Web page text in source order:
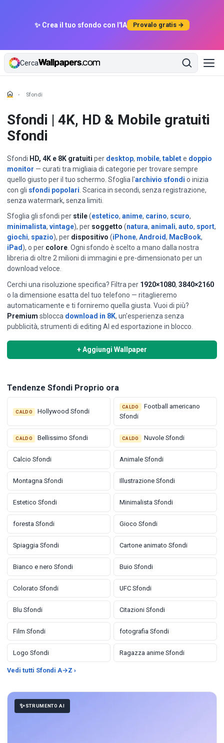
✨ Crea il tuo sfondo con l'IA Provalo gratis →
Cerca
Sfondi
Sfondi | 4K, HD & Mobile gratuiti
Sfondi
Sfondi HD, 4K e 8K gratuiti per desktop, mobile, tablete doppio
monitor — curati tra migliaia di categorie per trovare sempre
quello giusto per il tuo schermo. Sfoglia l'archivio sfondi o inizia
con gli sfondi popolari . Scarica in secondi, senza registrazione,
senza watermark, senza limiti.
Sfoglia gli sfondi per stile(estetico, anime, carino, scuro,
minimalista, vintage), per soggetto (natura, animali, auto, sport,
giochi, spazio), per dispositivo (iPhone, Android, MacBook,
iPad), o per colore. Ogni sfondo è scelto a mano dalla nostra
libreria di oltre 2 milioni di immagini e pre-dimensionato per un
download veloce.
Cerchi una risoluzione specifica? Filtra per 1920×1080, 3840×2160
o la dimensione esatta del tuo telefono — ritaglieremo
automaticamente e ti forniremo quella giusta. Vuoi di più?
Premium sblocca download in 8K, un'esperienza senza
pubblicità, strumenti di editing AI ed esportazione in blocco.
+ Aggiungi Wallpaper
⭐ IN EVIDENZA OGNI GIORNO SFONDI
Esultanza a Braccia Aperte
Scelto a mano ogni giorno — un nuovo sfondo in evidenza ogni
24 ore.
Visualizza & Scarica →
Vedi tutte le selezioni
Tendenze Sfondi Proprio ora
CALDO Hollywood Sfondi
CALDO
Football americano
Sfondi
CALDO Bellissimo Sfondi CALDO Nuvole Sfondi
Calcio Sfondi Animale Sfondi
Montagna Sfondi Illustrazione Sfondi
Estetico Sfondi Minimalista Sfondi
foresta Sfondi Gioco Sfondi
Spiaggia Sfondi Cartone animato Sfondi
Bianco e nero Sfondi Buio Sfondi
Colorato Sfondi UFC Sfondi
Blu Sfondi Citazioni Sfondi
Film Sfondi fotografia Sfondi
Logo Sfondi Ragazza anime Sfondi
Vedi tutti Sfondi A→Z ›
STRUMENTO AI